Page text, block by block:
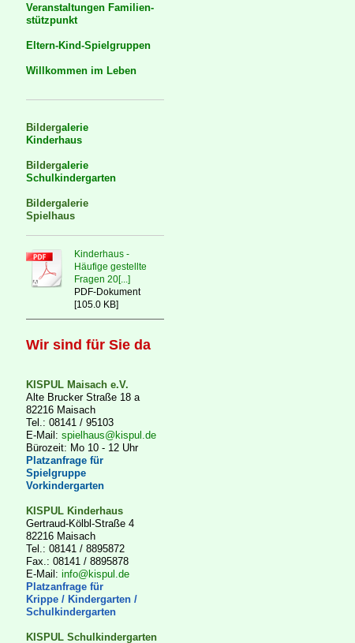
Veranstaltungen Familien-
stützpunkt
Eltern-Kind-Spielgruppen
Willkommen im Leben
Bildergalerie
Kinderhaus
Bildergalerie
Schulkindergarten
Bildergalerie
Spielhaus
Kinderhaus -
Häufige gestellte
Fragen 20[...]
PDF-Dokument
[105.0 KB]
Wir sind für Sie da
KISPUL Maisach e.V.
Alte Brucker Straße 18 a
82216 Maisach
Tel.: 08141 / 95103
E-Mail: spielhaus@kispul.de
Bürozeit: Mo 10 - 12 Uhr
Platzanfrage für
Spielgruppe
Vorkindergarten
KISPUL Kinderhaus
Gertraud-Kölbl-Straße 4
82216 Maisach
Tel.: 08141 / 8895872
Fax.: 08141 / 8895878
E-Mail: info@kispul.de
Platzanfrage für
Krippe / Kindergarten /
Schulkindergarten
KISPUL Schulkindergarten